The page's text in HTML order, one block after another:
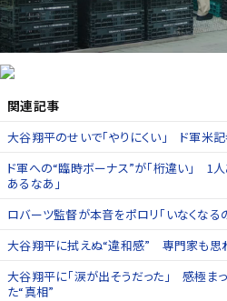
関連記事
大谷翔平のせいで「やりにくい」 ド軍米
ド軍への“臨時ボーナス”が「桁違い」 1
あるなあ」
ロバーツ監督が本音をポロリ「いなくなる
大谷翔平に拭えぬ“違和感” 専門家も思わ
大谷翔平に「涙が出そうだった」 感極ま
た“真相”